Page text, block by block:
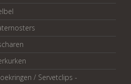
/ Servetclips -